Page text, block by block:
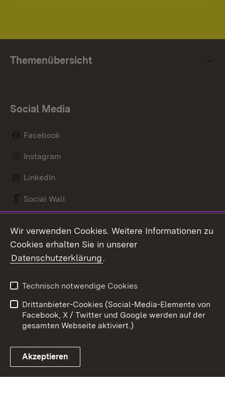
Themenübersicht
Social Media
Facebook
Instagram
LinkedIn
Social Wall
Link zum Landesportal
Kontakt
Barrierefreiheit
Impressum
Cookies
Wir verwenden Cookies. Weitere Informationen zu
Cookies erhalten Sie in unserer
Datenschutzerklärung.
Technisch notwendige Cookies
Drittanbieter-Cookies (Social-Media-Elemente von
Facebook, X / Twitter und Google werden auf der
gesamten Webseite aktiviert.)
Akzeptieren